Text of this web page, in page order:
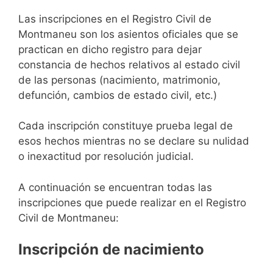
Las inscripciones en el Registro Civil de
Montmaneu son los asientos oficiales que se
practican en dicho registro para dejar
constancia de hechos relativos al estado civil
de las personas (nacimiento, matrimonio,
defunción, cambios de estado civil, etc.)
Cada inscripción constituye prueba legal de
esos hechos mientras no se declare su nulidad
o inexactitud por resolución judicial.
A continuación se encuentran todas las
inscripciones que puede realizar en el Registro
Civil de Montmaneu:
Inscripción de nacimiento